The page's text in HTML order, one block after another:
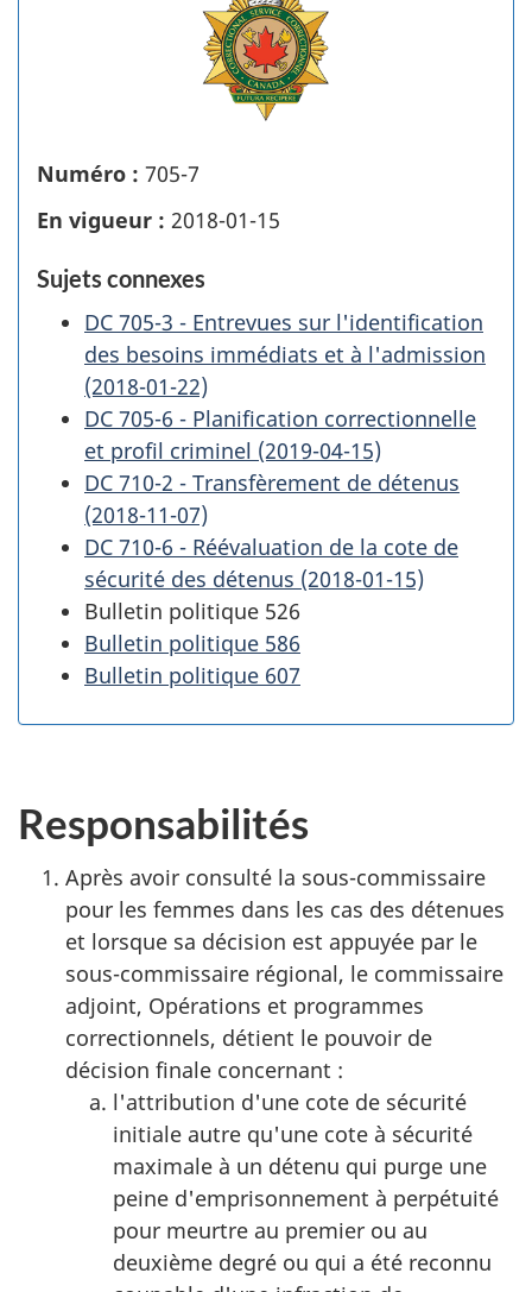
Numéro : 705-7
En vigueur : 2018-01-15
Sujets connexes
DC 705-3 - Entrevues sur l'identification
des besoins immédiats et à l'admission
(2018-01-22)
DC 705-6 - Planification correctionnelle
et profil criminel (2019-04-15)
DC 710-2 - Transfèrement de détenus
(2018-11-07)
DC 710-6 - Réévaluation de la cote de
sécurité des détenus (2018-01-15)
Bulletin politique 526
Bulletin politique 586
Bulletin politique 607
Responsabilités
Après avoir consulté la sous-commissaire
pour les femmes dans les cas des détenues
et lorsque sa décision est appuyée par le
sous-commissaire régional, le commissaire
adjoint, Opérations et programmes
correctionnels, détient le pouvoir de
décision finale concernant :
l'attribution d'une cote de sécurité
initiale autre qu'une cote à sécurité
maximale à un détenu qui purge une
peine d'emprisonnement à perpétuité
pour meurtre au premier ou au
deuxième degré ou qui a été reconnu